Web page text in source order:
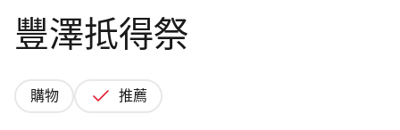
豐澤抵得祭
購物 推薦